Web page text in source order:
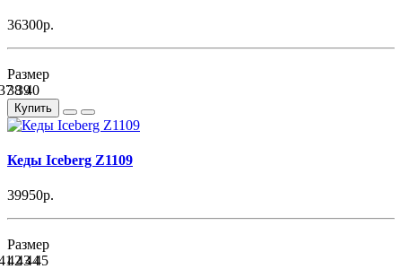
36300р.
Размер
383940
Купить
Кеды Iceberg Z1109
39950р.
Размер
42434445